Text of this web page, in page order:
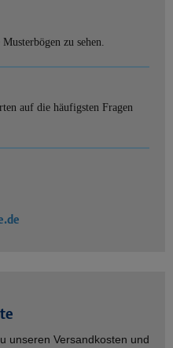
zu sehen.
auf die häufigsten Fragen
unseren Versandkosten und